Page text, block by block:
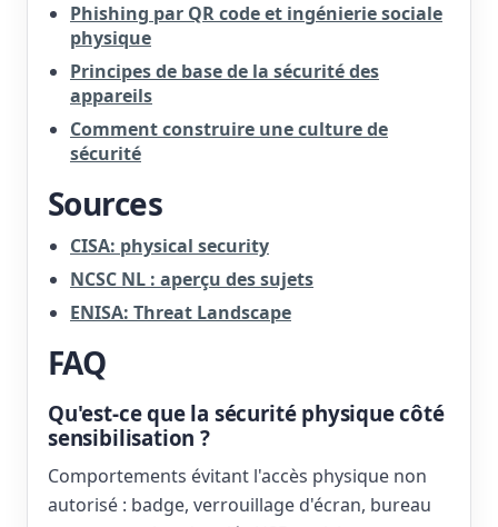
Phishing par QR code et ingénierie sociale
physique
Principes de base de la sécurité des
appareils
Comment construire une culture de
sécurité
Sources
CISA: physical security
NCSC NL : aperçu des sujets
ENISA: Threat Landscape
FAQ
Qu'est-ce que la sécurité physique côté
sensibilisation ?
Comportements évitant l'accès physique non
autorisé : badge, verrouillage d'écran, bureau